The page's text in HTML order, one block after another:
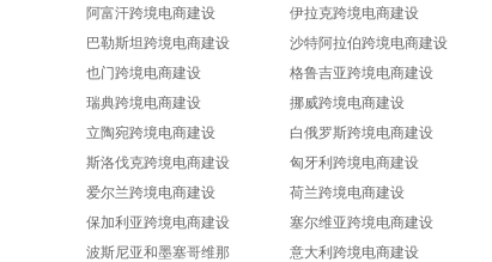
阿富汗跨境电商建设
伊拉克跨境电商建设
巴勒斯坦跨境电商建设
沙特阿拉伯跨境电商建设
也门跨境电商建设
格鲁吉亚跨境电商建设
瑞典跨境电商建设
挪威跨境电商建设
立陶宛跨境电商建设
白俄罗斯跨境电商建设
斯洛伐克跨境电商建设
匈牙利跨境电商建设
爱尔兰跨境电商建设
荷兰跨境电商建设
保加利亚跨境电商建设
塞尔维亚跨境电商建设
波斯尼亚和墨塞哥维那
意大利跨境电商建设